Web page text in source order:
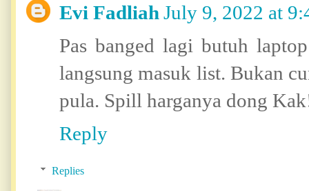
Evi Fadliah July 9, 2022 at
Pas banged lagi butuh
langsung masuk list. Bukan
pula. Spill harganya dong
Reply
Replies